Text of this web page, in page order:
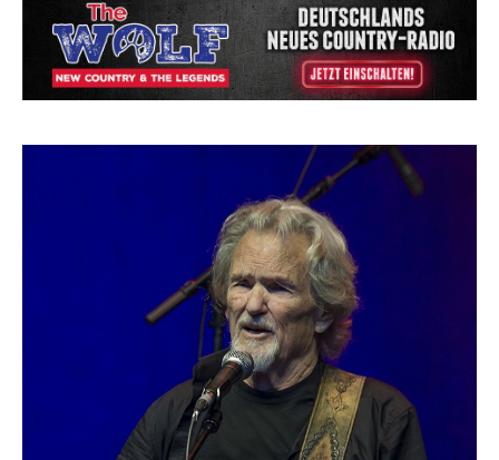
einen weiteren Schatz aus dem Archiv
Danke für Euer Vertrauen: Country.de erreicht
täglich rund 10.000 Leser
Video zu „Mexico Honey“
Carly Pearce hinterfragt den ständigen
Vergleich mit anderen